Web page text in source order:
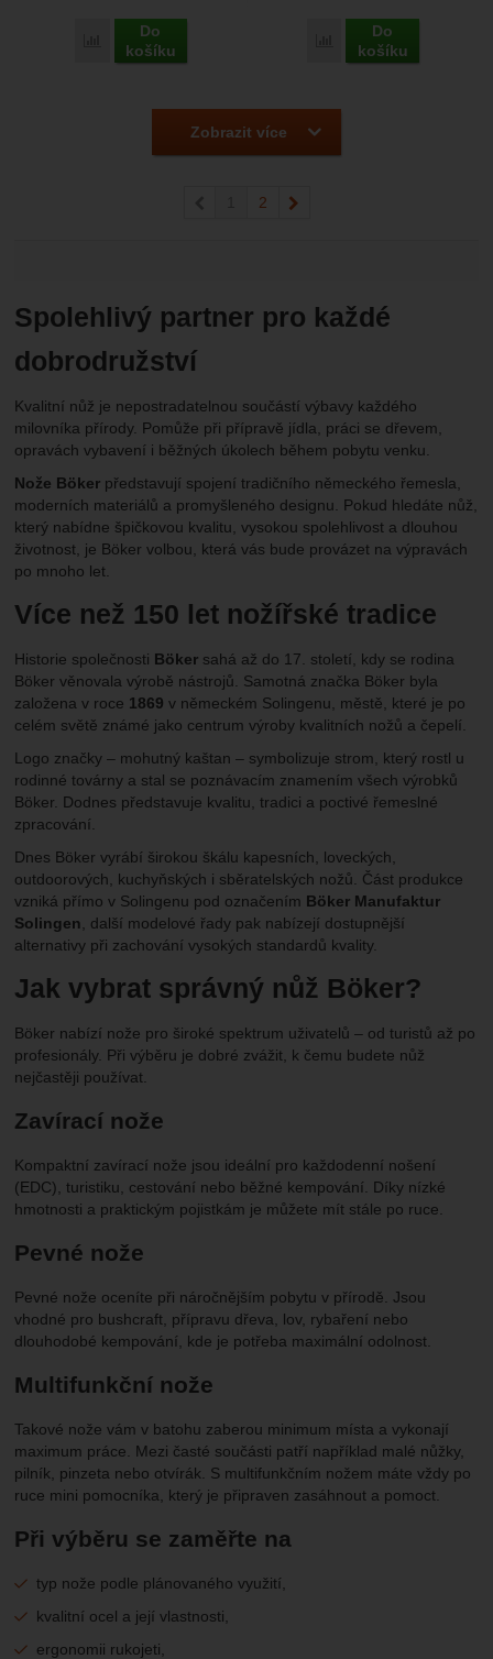
Přidat 'Boker Plus Max' k porovnání
Do
košíku
Přidat 'Boker Plus
Do
košíku
Zobrazit více
předchozí
2
Spolehlivý partner pro každé
dobrodružství
Kvalitní nůž je nepostradatelnou součástí výbavy každého
milovníka přírody. Pomůže při přípravě jídla, práci se dřevem,
opravách vybavení i běžných úkolech během pobytu venku.
Nože Böker představují spojení tradičního německého řemesla,
moderních materiálů a promyšleného designu. Pokud hledáte nůž,
který nabídne špičkovou kvalitu, vysokou spolehlivost a dlouhou
životnost, je Böker volbou, která vás bude provázet na výpravách
po mnoho let.
Více než 150 let nožířské tradice
Historie společnosti Böker sahá až do 17. století, kdy se rodina
Böker věnovala výrobě nástrojů. Samotná značka Böker byla
založena v roce 1869 v německém Solingenu, městě, které je po
celém světě známé jako centrum výroby kvalitních nožů a čepelí.
Logo značky – mohutný kaštan – symbolizuje strom, který rostl u
rodinné továrny a stal se poznávacím znamením všech výrobků
Böker. Dodnes představuje kvalitu, tradici a poctivé řemeslné
zpracování.
Dnes Böker vyrábí širokou škálu kapesních, loveckých,
outdoorových, kuchyňských i sběratelských nožů. Část produkce
vzniká přímo v Solingenu pod označením Böker Manufaktur
Solingen , další modelové řady pak nabízejí dostupnější
alternativy při zachování vysokých standardů kvality.
Jak vybrat správný nůž Böker?
Böker nabízí nože pro široké spektrum uživatelů – od turistů až po
profesionály. Při výběru je dobré zvážit, k čemu budete nůž
nejčastěji používat.
Zavírací nože
Kompaktní zavírací nože jsou ideální pro každodenní nošení
(EDC), turistiku, cestování nebo běžné kempování. Díky nízké
hmotnosti a praktickým pojistkám je můžete mít stále po ruce.
Pevné nože
Pevné nože oceníte při náročnějším pobytu v přírodě. Jsou
vhodné pro bushcraft, přípravu dřeva, lov, rybaření nebo
dlouhodobé kempování, kde je potřeba maximální odolnost.
Multifunkční nože
Takové nože vám v batohu zaberou minimum místa a vykonají
maximum práce. Mezi časté součásti patří například malé nůžky,
pilník, pinzeta nebo otvírák. S multifunkčním nožem máte vždy po
ruce mini pomocníka, který je připraven zasáhnout a pomoct.
Při výběru se zaměřte na
typ nože podle plánovaného využití,
kvalitní ocel a její vlastnosti,
ergonomii rukojeti,